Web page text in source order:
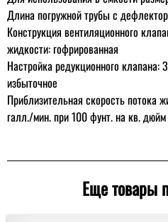
Длина погружной трубы с
Конструкция вентиляционного
жидкости: гофрированная
Настройка редукционного клапана:
избыточное
Приблизительная скорость потока
галл./мин. при 100 фунт. на кв. дюйм
Еще товары